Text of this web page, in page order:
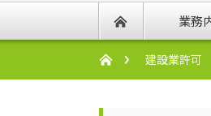
業務
建設業許可